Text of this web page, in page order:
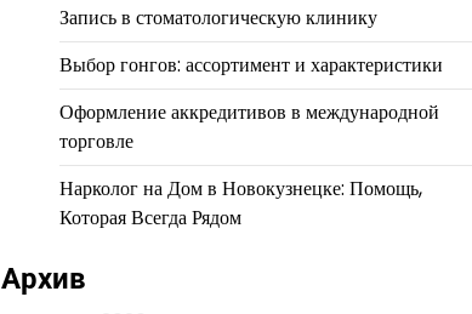
Запись в стоматологическую клинику
Выбор гонгов: ассортимент и характеристики
Оформление аккредитивов в международной
торговле
Нарколог на Дом в Новокузнецке: Помощь,
Которая Всегда Рядом
Архив